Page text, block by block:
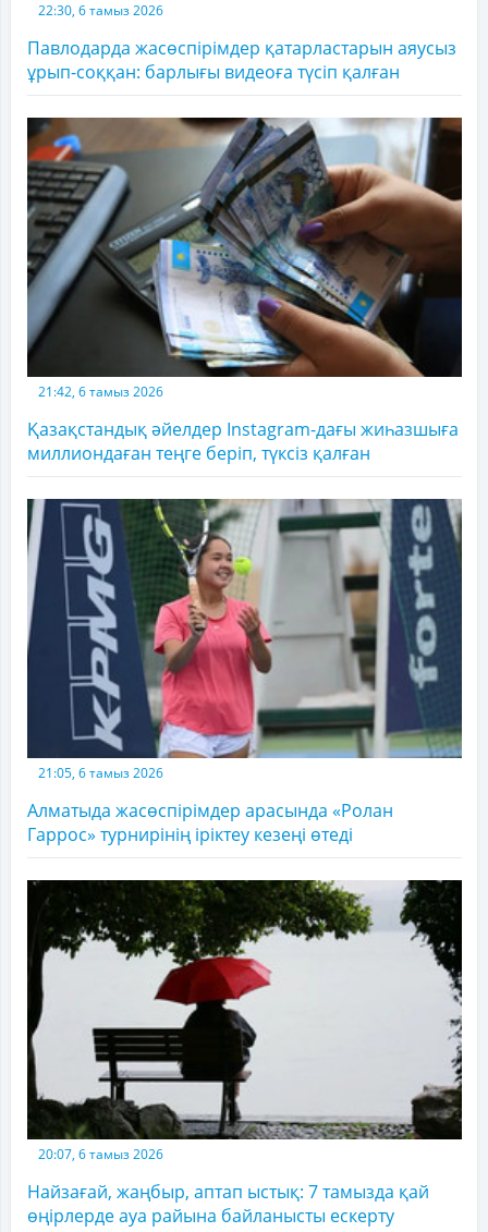
22:30, 6 тамыз 2026
Павлодарда жасөспірімдер қатарластарын аяусыз
ұрып-соққан: барлығы видеоға түсіп қалған
21:42, 6 тамыз 2026
Қазақстандық әйелдер Instagram-дағы жиһазшыға
миллиондаған теңге беріп, түксіз қалған
21:05, 6 тамыз 2026
Алматыда жасөспірімдер арасында «Ролан
Гаррос» турнирінің іріктеу кезеңі өтеді
20:07, 6 тамыз 2026
Найзағай, жаңбыр, аптап ыстық: 7 тамызда қай
өңірлерде ауа райына байланысты ескерту